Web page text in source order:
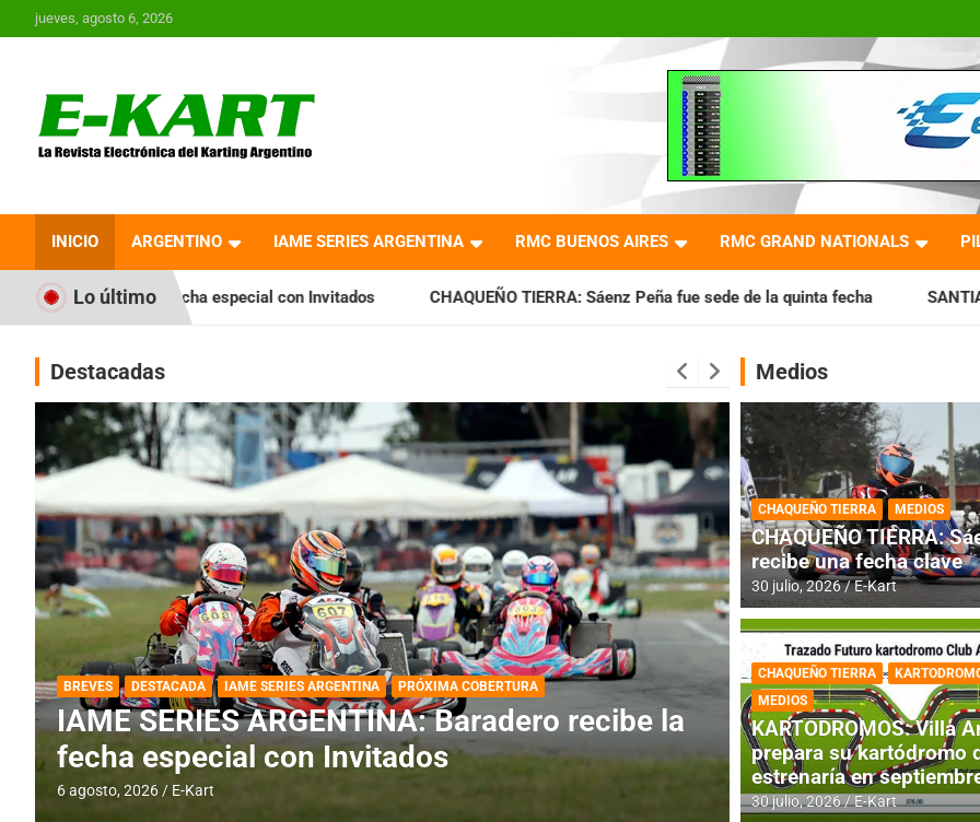
Saltar
al
jueves, agosto 6, 2026
Revista Electrónica del
Karting en Argentina
INICIO ARGENTINO IAME SERIES ARGENTINA RMC BUENOS AIRES RMC GRAND NATIONALS
Lo último
especial con Invitados CHAQUEÑO TIERRA: Sáenz Peña fue sede de la quinta fecha SANTIAGUEÑO: Se cumplió
Destacadas
DESTACADA IAME SERIES ARGENTINA
IAME SERIES ARGENTINA: Horarios para la
fecha con Invitados
4 agosto, 2026 E-Kart
DESTACADA INFORME CENTRAL
RMC BUENOS
histórica en
4 agosto, 2026 E-Kart
Medios
CHAQUEÑO TIERRA MEDIOS
CHAQUEÑO TIERRA:
recibe una fecha clave
30 julio, 2026 E-Kart
CHAQUEÑO TIERRA
MEDIOS
KARTODROMOS: Villa
prepara su kartódromo
estrenaría en
30 julio, 2026 E-Kart